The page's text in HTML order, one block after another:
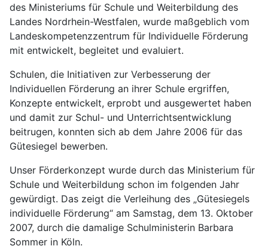
des Ministeriums für Schule und Weiterbildung des
Landes Nordrhein-Westfalen, wurde maßgeblich vom
Landeskompetenzzentrum für Individuelle Förderung
mit entwickelt, begleitet und evaluiert.
Schulen, die Initiativen zur Verbesserung der
Individuellen Förderung an ihrer Schule ergriffen,
Konzepte entwickelt, erprobt und ausgewertet haben
und damit zur Schul- und Unterrichtsentwicklung
beitrugen, konnten sich ab dem Jahre 2006 für das
Gütesiegel bewerben.
Unser Förderkonzept wurde durch das Ministerium für
Schule und Weiterbildung schon im folgenden Jahr
gewürdigt. Das zeigt die Verleihung des „Gütesiegels
individuelle Förderung“ am Samstag, dem 13. Oktober
2007, durch die damalige Schulministerin Barbara
Sommer in Köln.